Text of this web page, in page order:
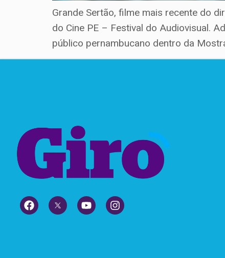
Grande Sertão, filme mais recente do
do Cine PE – Festival do Audiovisual.
público pernambucano dentro da